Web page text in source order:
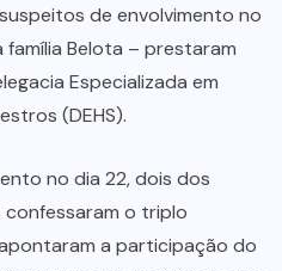
de envolvimento no
Belota – prestaram
Especializada em
(DEHS).
no dia 22, dois dos
o triplo
a participação do